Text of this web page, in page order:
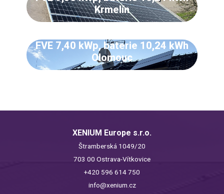
Krmelín
FVE 7,40 kWp, baterie 10,24 kWh
Olomouc
XENIUM Europe s.r.o.
Štramberská 1049/20
703 00 Ostrava-Vítkovice
+420 596 614 750
info@xenium.cz